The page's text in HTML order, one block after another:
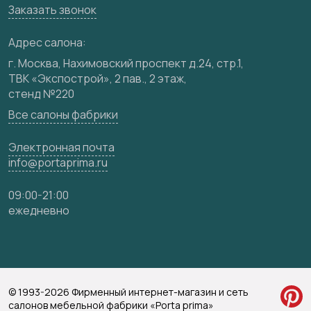
Медиацентр
Видео
Карта сайта
Заказать звонок
Адрес салона:
г. Москва, Нахимовский проспект д.24, стр.1,
ТВК «Экспострой», 2 пав., 2 этаж,
стенд №220
Все салоны фабрики
Электронная почта
info@portaprima.ru
09:00-21:00
ежедневно
© 1993-2026 Фирменный интернет-магазин и сеть
салонов мебельной фабрики «Porta prima»